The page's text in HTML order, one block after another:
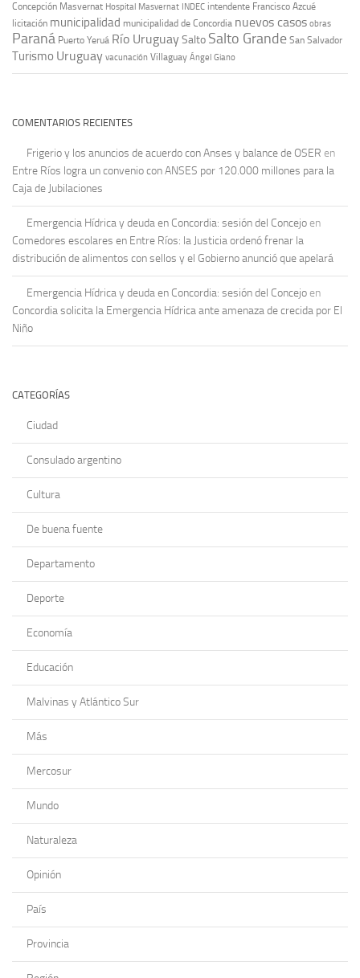
Concepción Masvernat Hospital Masvernat INDEC intendente Francisco Azcué
licitación municipalidad municipalidad de Concordia nuevos casos obras
Paraná Puerto Yeruá Río UruguaySalto Salto Grande San Salvador
Turismo Uruguay vacunación Villaguay Ángel Giano
COMENTARIOS RECIENTES
Frigerio y los anuncios de acuerdo con Anses y balance de OSER en
Entre Ríos logra un convenio con ANSES por 120.000 millones para la
Caja de Jubilaciones
Emergencia Hídrica y deuda en Concordia: sesión del Concejo en
Comedores escolares en Entre Ríos: la Justicia ordenó frenar la
distribución de alimentos con sellos y el Gobierno anunció que apelará
Emergencia Hídrica y deuda en Concordia: sesión del Concejo en
Concordia solicita la Emergencia Hídrica ante amenaza de crecida por El
Niño
CATEGORÍAS
Ciudad
Consulado argentino
Cultura
De buena fuente
Departamento
Deporte
Economía
Educación
Malvinas y Atlántico Sur
Más
Mercosur
Mundo
Naturaleza
Opinión
País
Provincia